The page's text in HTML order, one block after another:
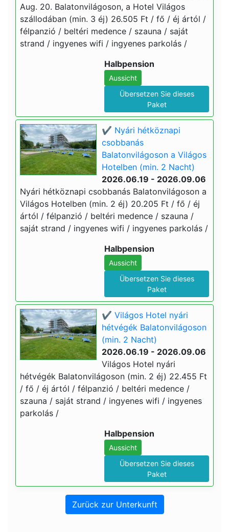
Aug. 20. Balatonvilágoson, a Hotel Világos
szállodában (min. 3 éj) 26.505 Ft / fő / éj ártól /
félpanzió / beltéri medence / szauna / saját
strand / ingyenes wifi / ingyenes parkolás /
Halbpension
Aussicht
Übersetzen Sie dieses
Paket
✔️ Nyári hétköznapi
csobbanás
Balatonvilágoson a Világos
Hotelben (min. 2 Nacht)
2026.06.19 - 2026.09.06
Nyári hétköznapi csobbanás Balatonvilágoson a
Világos Hotelben (min. 2 éj) 20.205 Ft / fő / éj
ártól / félpanzió / beltéri medence / szauna /
saját strand / ingyenes wifi / ingyenes parkolás /
Halbpension
Aussicht
Übersetzen Sie dieses
Paket
✔️ Világos Hotel nyári
hétvégék Balatonvilágoson
(min. 2 Nacht)
2026.06.19 - 2026.09.06
Világos Hotel nyári
hétvégék Balatonvilágoson (min. 2 éj) 22.455 Ft
/ fő / éj ártól / félpanzió / beltéri medence /
szauna / saját strand / ingyenes wifi / ingyenes
parkolás /
Halbpension
Aussicht
Übersetzen Sie dieses
Paket
Zurück zur Unterkunft